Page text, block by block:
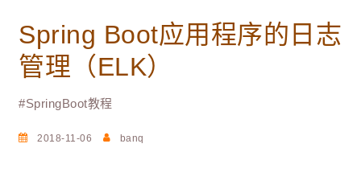
Spring Boot应用程序的日志
管理（ELK）
#SpringBoot教程
2018-11-06 banq